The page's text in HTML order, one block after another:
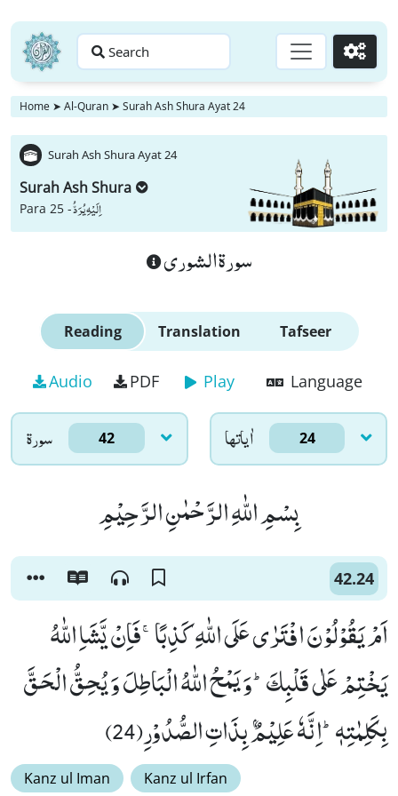
Search Go
Home ➤ Al-Quran ➤ Surah Ash Shura Ayat 24
Surah Ash Shura Ayat 24
Surah Ash Shura
Para 25 -اِلَیْهِ یُرَدُّ
سورة الشورى
Reading Translation Tafseer
Audio PDF Play Language
سورۃ 42 اٰياتها 24
بِسْمِ اللّٰهِ الرَّحْمٰنِ الرَّحِیْمِ
42.24
اَمْ یَقُوْلُوْنَ افْتَرٰى عَلَى اللّٰهِ كَذِبًاۚ-فَاِنْ یَّشَاِ اللّٰهُ
یَخْتِمْ عَلٰى قَلْبِكَؕ-وَ یَمْحُ اللّٰهُ الْبَاطِلَ وَ یُحِقُّ الْحَقَّ
بِكَلِمٰتِهٖؕ-اِنَّهٗ عَلِیْمٌۢ بِذَاتِ الصُّدُوْرِ(24)
Kanz ul Iman Kanz ul Irfan